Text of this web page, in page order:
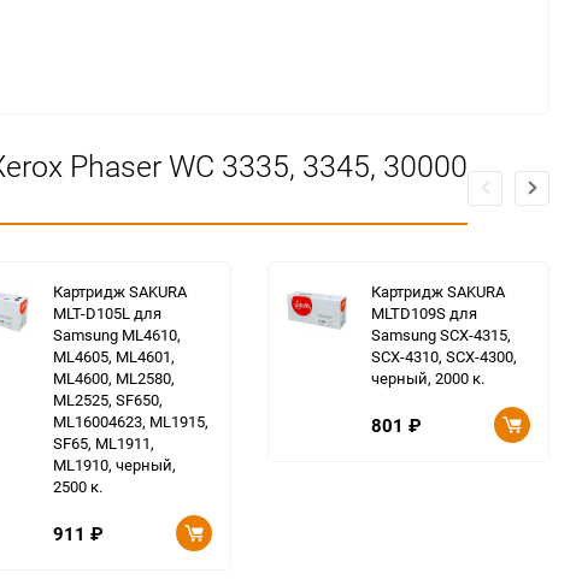
Phaser WC 3335, 3345, 30000
Картридж SAKURA
MLT-D105L для
Samsung ML4610,
ML4605, ML4601,
ML4600, ML2580,
ML2525, SF650,
ML16004623, ML1915,
SF65, ML1911,
ML1910, черный,
2500 к.
911 ₽
Картридж SAKURA
MLTD109S для
Samsung SCX-4315,
SCX-4310, SCX-4300,
черный, 2000 к.
801 ₽